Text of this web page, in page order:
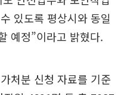
있도록 평상시와 동일
예정”이라고 밝혔다.
처분 신청 자료를 기준